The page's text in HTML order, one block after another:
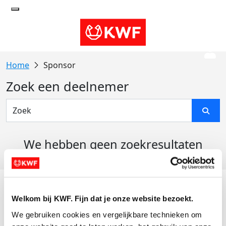
Welkom bij KWF. Fijn dat je onze website bezoekt.
We gebruiken cookies en vergelijkbare technieken om
Sponsor
Zoek een deelnemer
We hebben geen zoekresultaten
Actiematerialen
Evenementen